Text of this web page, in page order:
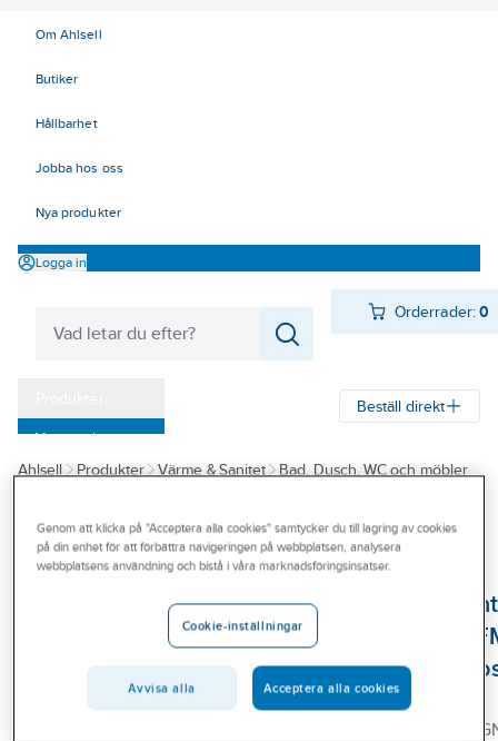
Om Ahlsell
Butiker
Hållbarhet
Jobba hos oss
Nya produkter
Logga in
Orderrader:0
Varumärken
Kampanjer
Branscher
Beställ direkt
Ahlsell Produkter Värme & Sanitet
Bad, Dusch, WC och möbler
Reservdelar blandare
Reservdelar FMM ettgreppsblandare
till inbyggd DM,
4024 och 4064
FMM
Genom att klicka på "Acceptera alla cookies" samtycker du till lagring av cookies
på din enhet för att förbättra navigeringen på webbplatsen, analysera
webbplatsens användning och bistå i våra marknadsföringsinsatser.
Cookie-inställningar
Avvisa alla Acceptera alla cookies